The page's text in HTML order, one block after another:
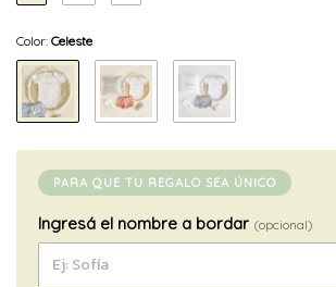
Color: Celeste
PARA QUE TU REGALO SEA ÚNICO
Ingresá el nombre a bordar (opcional)